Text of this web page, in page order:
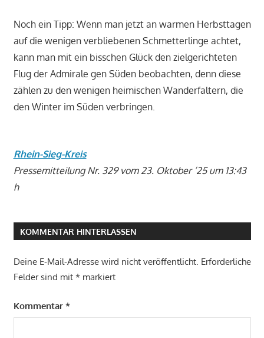
Noch ein Tipp: Wenn man jetzt an warmen Herbsttagen
auf die wenigen verbliebenen Schmetterlinge achtet,
kann man mit ein bisschen Glück den zielgerichteten
Flug der Admirale gen Süden beobachten, denn diese
zählen zu den wenigen heimischen Wanderfaltern, die
den Winter im Süden verbringen.
Rhein-Sieg-Kreis
Pressemitteilung Nr. 329 vom 23. Oktober ’25 um 13:43
h
KOMMENTAR HINTERLASSEN
Deine E-Mail-Adresse wird nicht veröffentlicht. Erforderliche
Felder sind mit *markiert
Kommentar *